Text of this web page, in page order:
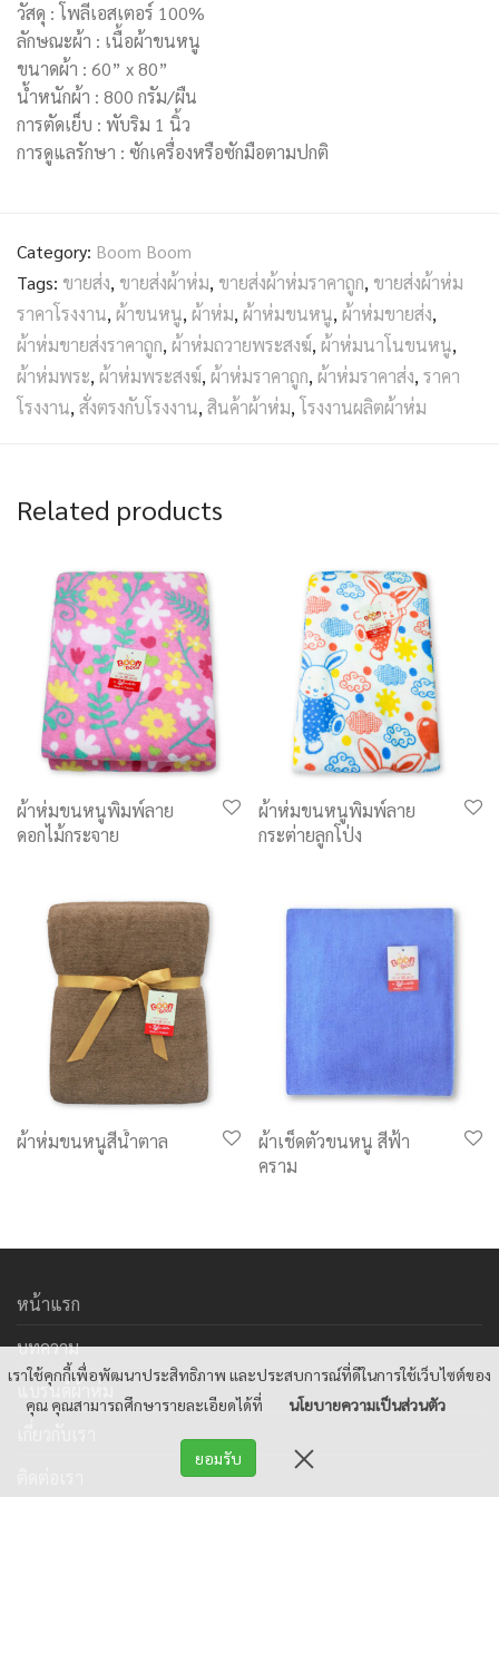
วัสดุ : โพลีเอสเตอร์ 100%
ลักษณะผ้า : เนื้อผ้าขนหนู
ขนาดผ้า : 60” x 80”
น้ำหนักผ้า : 800 กรัม/ผืน
การตัดเย็บ : พับริม 1 นิ้ว
การดูแลรักษา : ซักเครื่องหรือซักมือตามปกติ
Category: Boom Boom
Tags: ขายส่ง, ขายส่งผ้าห่ม, ขายส่งผ้าห่มราคาถูก, ขายส่งผ้าห่ม
ราคาโรงงาน, ผ้าขนหนู, ผ้าห่ม, ผ้าห่มขนหนู, ผ้าห่มขายส่ง,
ผ้าห่มขายส่งราคาถูก, ผ้าห่มถวายพระสงฆ์, ผ้าห่มนาโนขนหนู,
ผ้าห่มพระ, ผ้าห่มพระสงฆ์, ผ้าห่มราคาถูก, ผ้าห่มราคาส่ง, ราคา
โรงงาน, สั่งตรงกับโรงงาน, สินค้าผ้าห่ม, โรงงานผลิตผ้าห่ม
Related products
ผ้าห่มขนหนูพิมพ์ลาย
ดอกไม้กระจาย
ผ้าห่มขนหนูพิมพ์ลาย
กระต่ายลูกโป่ง
ผ้าห่มขนหนูสีน้ำตาล
ผ้าเช็ดตัวขนหนู สีฟ้า
คราม
หน้าแรก
บทความ
แบรนด์ผ้าห่ม
เราใช้คุกกี้เพื่อพัฒนาประสิทธิภาพ และประสบการณ์ที่ดีในการใช้เว็บไซต์ของ
คุณ คุณสามารถศึกษารายละเอียดได้ที่
นโยบายความเป็นส่วนตัว
ยอมรับ